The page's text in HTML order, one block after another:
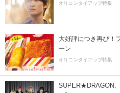
オリコンタイアップ特集
大好評につき再び！
ーン
オリコンタイアップ特集
SUPER★DRAGON